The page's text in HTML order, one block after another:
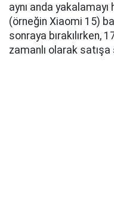
aynı anda
(örneğin Xiaomi 15)
sonraya bırakılırken,
zamanlı olarak satışa